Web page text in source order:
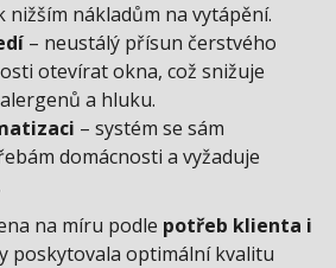
nižším nákladům na vytápění.
– neustálý přísun čerstvého
otevírat okna, což snižuje
a hluku.
– systém se sám
domácnosti a vyžaduje
na míru podle potřeb klienta i
poskytovala optimální kvalitu